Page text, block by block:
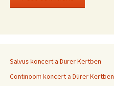
Salvus koncert a Dürer Kertben
Continoom koncert a Dürer Kertben